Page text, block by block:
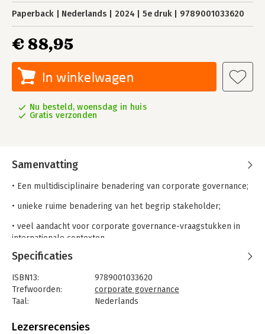
Paperback Nederlands 2024 5e druk 9789001033620
€ 88,95
In winkelwagen
Nu besteld, woensdag in huis
Gratis verzonden
Samenvatting
• Een multidisciplinaire benadering van corporate governance;
• unieke ruime benadering van het begrip stakeholder;
• veel aandacht voor corporate governance-vraagstukken in
internationale contexten.
Grondslagen van Corporate Governance is het meest gebruikte
instellingen in het hoger onderwijs voorgeschreven. Bij
corporate governance gaat het in essentie om een efficiënt
toezicht op het bestuur van ondernemingen (de ‘checks’) en
de raad van commissarissen en de algemene vergadering van
Specificaties
ISBN13:
9789001033620
Trefwoorden:
corporate governance
Taal:
Nederlands
Aantal pagina's:
Lezersrecensies